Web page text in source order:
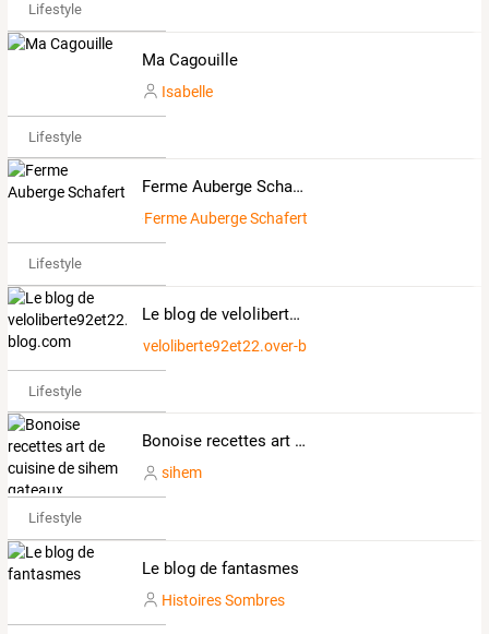
Lifestyle
Ma Cagouille
Isabelle
Lifestyle
Ferme Auberge Schafert
Ferme Auberge Schafert
Lifestyle
Le blog de veloliberte92et22.over-blog.com
veloliberte92et22.over-blog.com
Lifestyle
Bonoise recettes art de cuisine de sihem gateaux algériens cuisine algérienne biscuits ramadan
sihem
Lifestyle
Le blog de fantasmes
Histoires Sombres